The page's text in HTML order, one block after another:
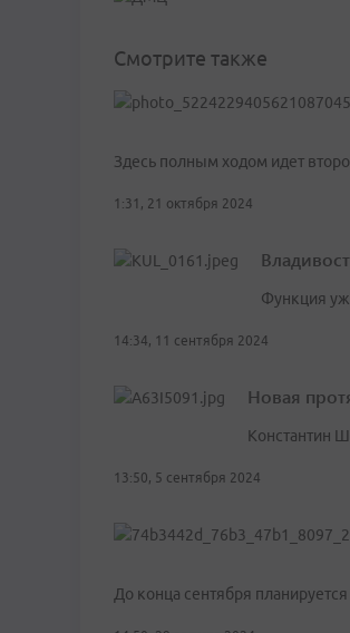
Смотрите также
Здесь полным ходом идет
1:31, 21 октября 2024
Функция
14:34, 11 сентября 2024
Новая
Константин
13:50, 5 сентября 2024
До конца сентября